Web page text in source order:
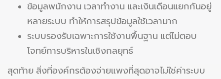
ข้อมูลพนักงาน เวลาทำงาน และเงินเดือนแยกกันอยู่
หลายระบบ ทำให้การสรุปข้อมูลใช้เวลามาก
ระบบรองรับเฉพาะการใช้งานพื้นฐาน แต่ไม่ตอบ
โจทย์การบริหารในเชิงกลยุทธ์
สุดท้าย สิ่งที่องค์กรต้องจ่ายแพงที่สุดอาจไม่ใช่ค่าระบบ